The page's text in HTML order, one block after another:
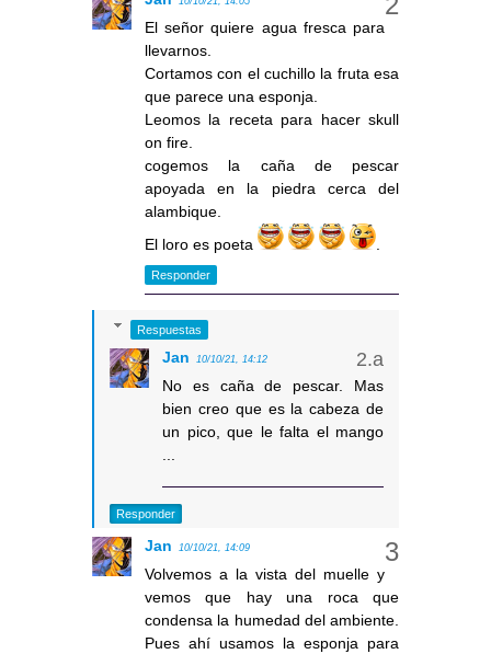
El señor quiere agua fresca para
llevarnos.
Cortamos con el cuchillo la fruta esa
que parece una esponja.
Leomos la receta para hacer skull
on fire.
cogemos la caña de pescar
apoyada en la piedra cerca del
alambique.
El loro es poeta
Responder
Respuestas
Jan 10/10/21, 14:12
No es caña de pescar. Mas
bien creo que es la cabeza de
un pico, que le falta el mango
...
Responder
Jan 10/10/21, 14:09
Volvemos a la vista del muelle y
vemos que hay una roca que
condensa la humedad del ambiente.
Pues ahí usamos la esponja para